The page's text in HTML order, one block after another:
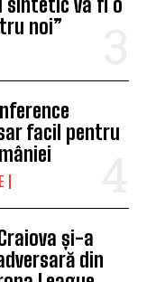
noi”
facil pentru
și-a
din